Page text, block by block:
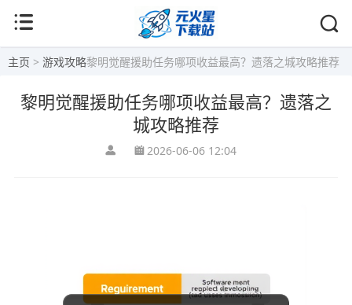
主页 > 游戏攻略黎明觉醒援助任务哪项收益最高？遗落之城攻略推荐
黎明觉醒援助任务哪项收益最高？遗落之
城攻略推荐
2026-06-06 12:04